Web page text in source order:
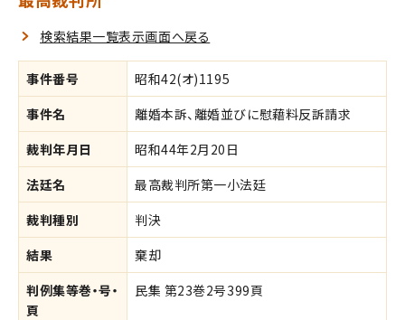
検索結果一覧表示画面へ戻る
事件番号
昭和42(オ)1195
事件名
離婚本訴、離婚並びに慰藉料反訴請求
裁判年月日
昭和44年2月20日
法廷名
最高裁判所第一小法廷
裁判種別
判決
結果
棄却
判例集等巻・号・
頁
民集 第23巻2号399頁